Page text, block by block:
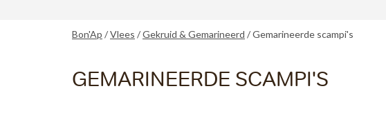
Bon'Ap Vlees Gekruid & Gemarineerd Gemarineerde scampi's
GEMARINEERDE SCAMPI'S